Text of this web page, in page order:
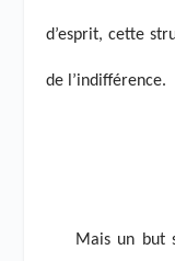
d’esprit, cette
de l’indifférence.
Mais un but